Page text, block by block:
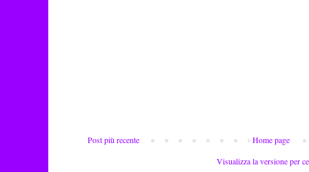
Post più recente
Home page
Visualizza la versione per